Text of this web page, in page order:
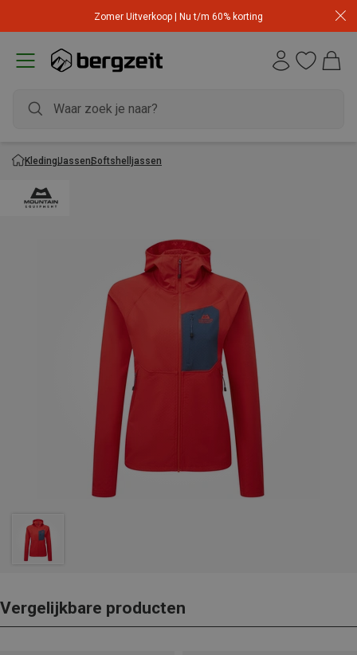
Zomer Uitverkoop | Nu t/m 60% korting
KledingJassenSoftshelljassen
Vergelijkbare producten